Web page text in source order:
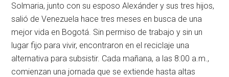
Solmaria, junto con su esposo Alexánder y sus tres hijos,
salió de Venezuela hace tres meses en busca de una
mejor vida en Bogotá. Sin permiso de trabajo y sin un
lugar fijo para vivir, encontraron en el reciclaje una
alternativa para subsistir. Cada mañana, a las 8:00 a.m.,
comienzan una jornada que se extiende hasta altas